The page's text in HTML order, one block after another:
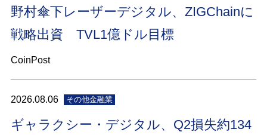
野村傘下レーザーデジタル、ZIGChainに
戦略出資 TVL1億ドル目標
CoinPost
2026.08.06 その他金融業
ギャラクシー・デジタル、Q2損失約134